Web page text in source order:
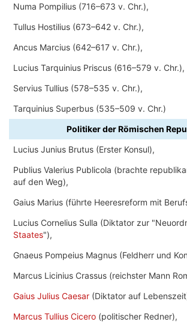
Numa Pompilius (716–673 v. Chr.),
Tullus Hostilius (673–642 v. Chr.),
Ancus Marcius (642–617 v. Chr.),
Lucius Tarquinius Priscus (616–579 v. Chr.),
Servius Tullius (578–535 v. Chr.),
Tarquinius Superbus (535–509 v. Chr.)
Politiker der Römischen
Lucius Junius Brutus (Erster Konsul),
Publius Valerius Publicola (brachte
auf den Weg),
Gaius Marius (führte Heeresreform mit
Lucius Cornelius Sulla (Diktator zur
Staates"),
Gnaeus Pompeius Magnus (Feldherr und
Marcus Licinius Crassus (reichster Mann
Gaius Julius Caesar (Diktator auf
Marcus Tullius Cicero (politischer Redner),